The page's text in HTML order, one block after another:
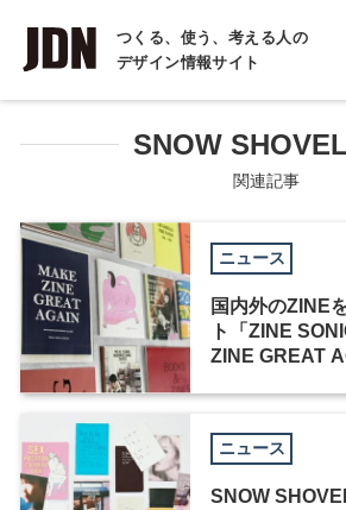
つくる、使う、考える人の
デザイン情報サイト
INTERVIEW
インタビュー
REPORT
COLUMN
コラム
SNOW
関連記事
ニュース
国内外のZINE
ト「ZINE
ZINE GREAT
ニュース
SNOW